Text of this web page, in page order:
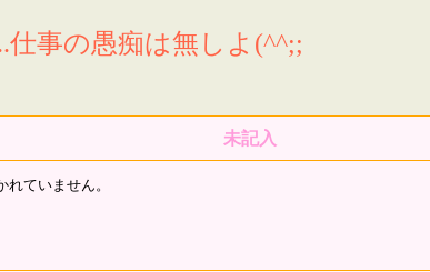
事の愚痴は無しよ(^^;;
未記入
ていません。